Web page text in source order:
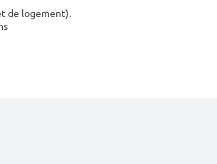
de logement).